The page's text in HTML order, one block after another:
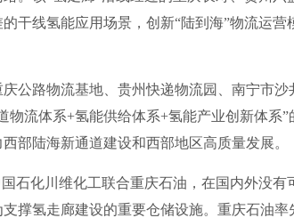
干线氢能应用场景，创新“陆到海”物流运
路物流基地、贵州快递物流园、南宁市沙
流体系+氢能供给体系+氢能产业创新体系
部陆海新通道建设和西部地区高质量发展。
化川维化工联合重庆石油，在国内外没有
撑氢走廊建设的重要仓储设施。重庆石油